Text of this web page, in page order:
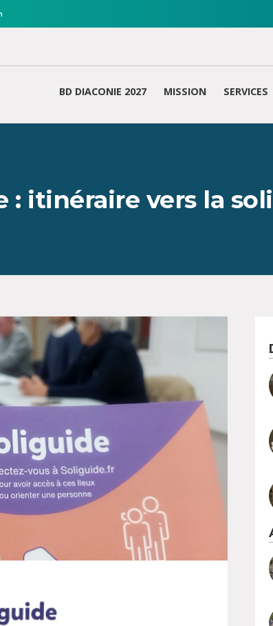
BD DIACONIE 2027 MISSION SERVICES
: itinéraire vers la